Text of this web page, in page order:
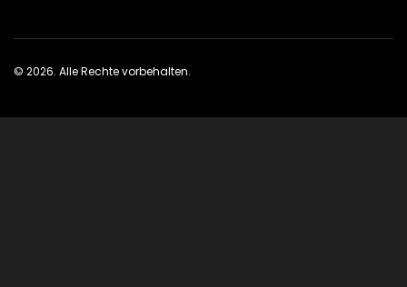
© 2026. Alle Rechte vorbehalten.